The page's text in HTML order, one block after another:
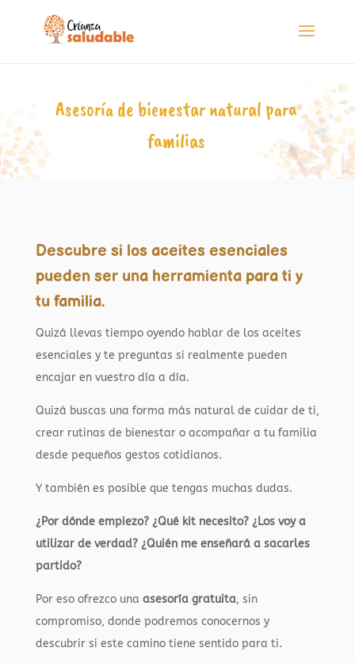
Asesoría de bienestar natural para
familias
Descubre si los aceites esenciales
pueden ser una herramienta para ti y
tu familia.
Quizá llevas tiempo oyendo hablar de los aceites
esenciales y te preguntas si realmente pueden
encajar en vuestro día a día.
Quizá buscas una forma más natural de cuidar de ti,
crear rutinas de bienestar o acompañar a tu familia
desde pequeños gestos cotidianos.
Y también es posible que tengas muchas dudas.
¿Por dónde empiezo? ¿Qué kit necesito? ¿Los voy a
utilizar de verdad? ¿Quién me enseñará a sacarles
partido?
Por eso ofrezco una asesoría gratuita, sin
compromiso, donde podremos conocernos y
descubrir si este camino tiene sentido para ti.